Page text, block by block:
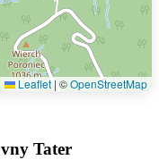
Leaflet | ©OpenStreetMap
Tater